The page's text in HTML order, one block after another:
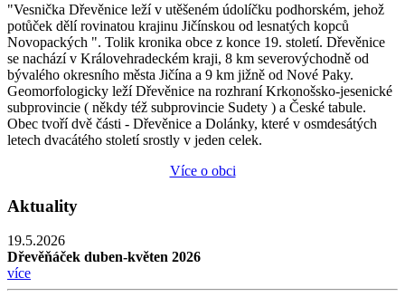
"Vesnička Dřevěnice leží v utěšeném údolíčku podhorském, jehož
potůček dělí rovinatou krajinu Jičínskou od lesnatých kopců
Novopackých ". Tolik kronika obce z konce 19. století. Dřevěnice
se nachází v Královehradeckém kraji, 8 km severovýchodně od
bývalého okresního města Jičína a 9 km jižně od Nové Paky.
Geomorfologicky leží Dřevěnice na rozhraní Krkonošsko-jesenické
subprovincie ( někdy též subprovincie Sudety ) a České tabule.
Obec tvoří dvě části - Dřevěnice a Dolánky, které v osmdesátých
letech dvacátého století srostly v jeden celek.
Více o obci
Aktuality
19.5.2026
Dřevěňáček duben-květen 2026
více